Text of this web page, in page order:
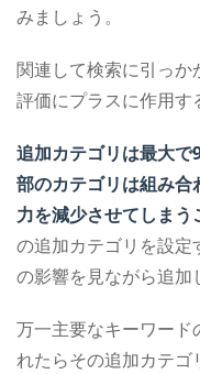
みましょう。
関連して検索に引っ
評価にプラスに作用す
追加カテゴリは最大で
部のカテゴリは組み
力を減少させてしまう
の追加カテゴリを設
の影響を見ながら追加
万一主要なキーワード
れたらその追加カテゴ